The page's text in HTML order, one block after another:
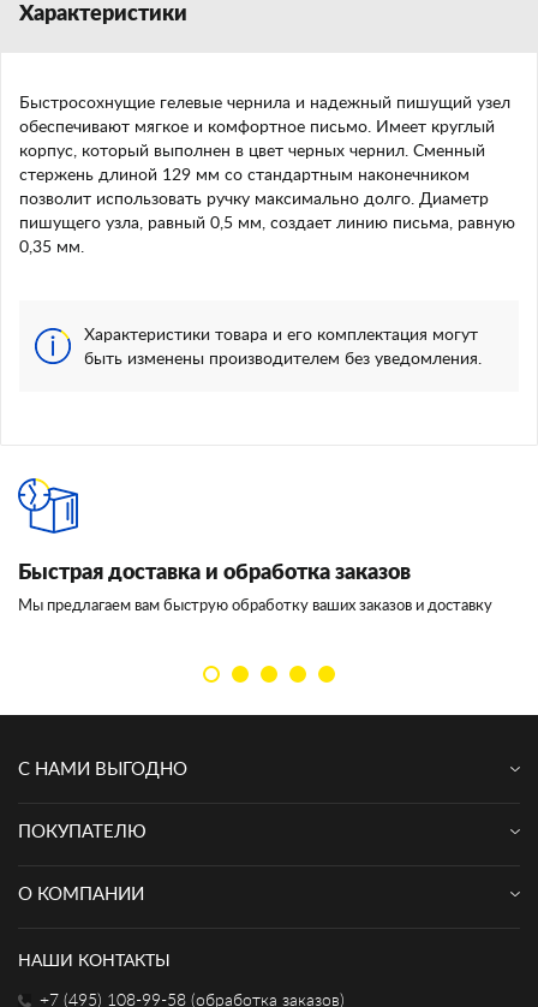
Характеристики
Быстросохнущие гелевые чернила и надежный пишущий узел
обеспечивают мягкое и комфортное письмо. Имеет круглый
корпус, который выполнен в цвет черных чернил. Сменный
стержень длиной 129 мм со стандартным наконечником
позволит использовать ручку максимально долго. Диаметр
пишущего узла, равный 0,5 мм, создает линию письма, равную
0,35 мм.
Характеристики товара и его комплектация могут
быть изменены производителем без уведомления.
Быстрая доставка и обработка заказов
Мы предлагаем вам быструю обработку ваших заказов и доставку
С НАМИ ВЫГОДНО
ПОКУПАТЕЛЮ
О КОМПАНИИ
НАШИ КОНТАКТЫ
+7 (495) 108-99-58 (обработка заказов)